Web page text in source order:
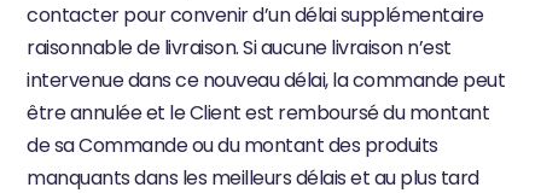
contacter pour convenir d’un délai supplémentaire
raisonnable de livraison. Si aucune livraison n’est
intervenue dans ce nouveau délai, la commande peut
être annulée et le Client est remboursé du montant
de sa Commande ou du montant des produits
manquants dans les meilleurs délais et au plus tard